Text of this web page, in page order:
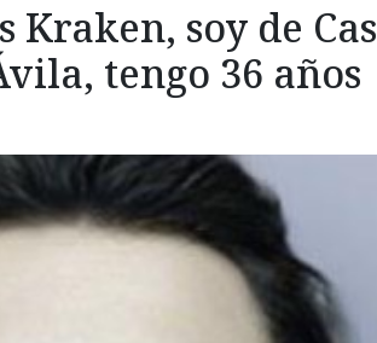
e
t
Kraken, soy de
tengo 36 años